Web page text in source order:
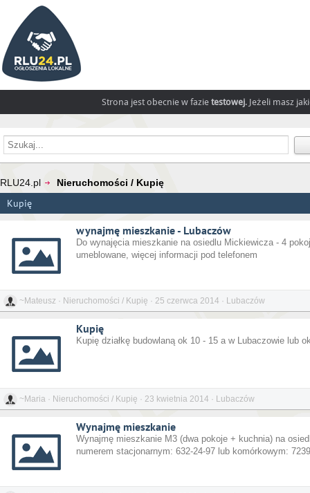
Strona jest obecnie w fazie testowej. Jeżeli masz
RLU24.pl Nieruchomości / Kupię
Kupię
wynajmę mieszkanie - Lubaczów
Do wynajęcia mieszkanie na osiedlu Mickiewicza - 4
umeblowane, więcej informacji pod telefonem
~Mateusz · Nieruchomości / Kupię · 25 czerwca 2014 · Lubaczów
Kupię
Kupię działkę budowlaną ok 10 - 15 a w Lubaczowie lub
~Maria · Nieruchomości / Kupię · 23 kwietnia 2014 · Lubaczów
Wynajmę mieszkanie
Wynajmę mieszkanie M3 (dwa pokoje + kuchnia) na
numerem stacjonarnym: 632-24-97 lub komórkowym: